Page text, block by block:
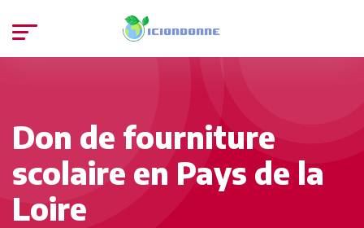
Don de fourniture
scolaire en Pays de la
Loire